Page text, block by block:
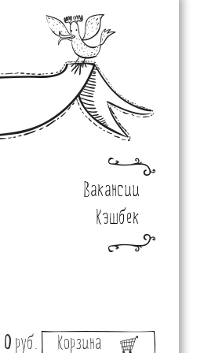
Вакансии
Кэшбек
0руб. Корзина